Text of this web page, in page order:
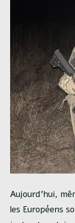
Aujourd’hui,
les Européens